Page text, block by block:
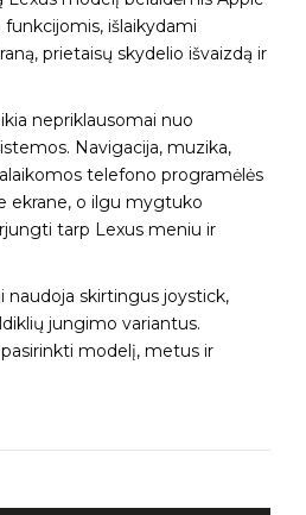
išlaikydami
prietaisų skydelio išvaizdą ir
nepriklausomai nuo
Navigacija, muzika,
telefono programėlės
ekrane, o ilgu mygtuko
tarp Lexus meniu ir
naudoja skirtingus joystick,
jungimo variantus.
modelį, metus ir